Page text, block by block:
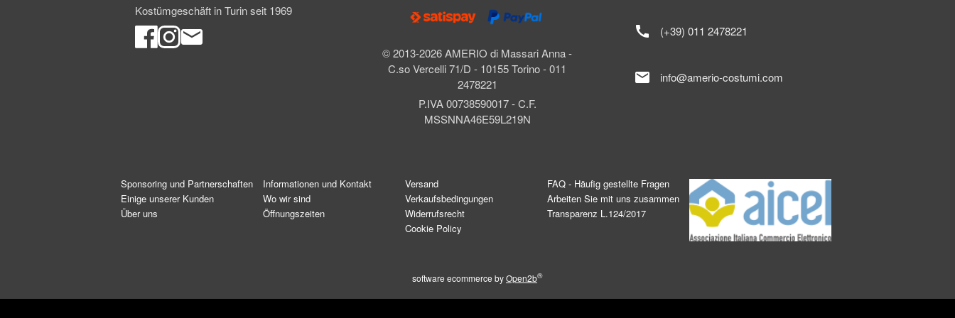
Kostümgeschäft in Turin seit 1969
© 2013-2026 AMERIO di Massari Anna -
C.so Vercelli 71/D - 10155 Torino - 011
2478221
P.IVA 00738590017 - C.F.
MSSNNA46E59L219N
call (+39) 011 2478221
mail info@amerio-costumi.com
Sponsoring und Partnerschaften
Einige unserer Kunden
Über uns
Informationen und Kontakt
Wo wir sind
Öffnungszeiten
Versand
Verkaufsbedingungen
Widerrufsrecht
Cookie Policy
FAQ - Häufig gestellte Fragen
Arbeiten Sie mit uns zusammen
Transparenz L.124/2017
software ecommerce byOpen2b®